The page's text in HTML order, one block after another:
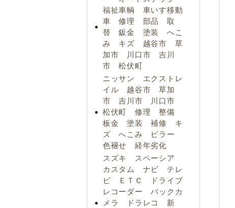
福祉車輌 車いす移動
車 修理 部品 取
替 鈑金 塗装 へこ
み キズ 越谷市 草
加市 川口市 吉川
市 松伏町
ニッサン エクストレ
イル 越谷市 草加
市 吉川市 川口市
松伏町 修理 整備
板金 塗装 補修 キ
ズ へこみ ピラー
色褪せ 経年劣化
スズキ スペーシア
カスタム ナビ テレ
ビ ＥＴＣ ドライブ
レコーダー バックカ
メラ ドラレコ 新